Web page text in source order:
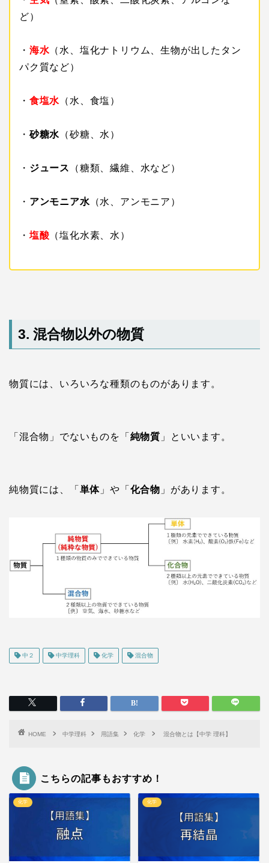
ど）
・ 海水 （水、塩化ナトリウム、生物が出したタン
パク質など）
・ 食塩水 （水、食塩）
・ 砂糖水 （砂糖、水）
・ ジュース （糖類、繊維、水など）
・ アンモニア水 （水、アンモニア）
・ 塩酸 （塩化水素、水）
3. 混合物以外の物質
物質には、いろいろな種類のものがあります。
「混合物」でないものを「 純物質 」といいます。
純物質には、「 単体 」や「 化合物 」があります。
中２ 中学理科 化学 混合物
HOME 中学理科 用語集 化学 混合物とは【中学 理科】
こちらの記事もおすすめ！
化学 化学